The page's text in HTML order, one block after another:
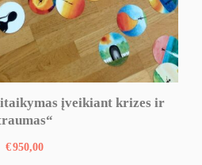
įveikiant krizes ir
€950,00